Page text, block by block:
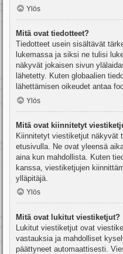
Ylös
Mitä ovat tiedotteet?
Tiedotteet usein sisältävät
lukemassa ja siksi ne tulisi
näkyvät jokaisen sivun
lähetetty. Kuten globaalien
lähettämisen oikeudet antaa
Ylös
Mitä ovat kiinnitetyt
Kiinnitetyt viestiketjut näkyvät
etusivulla. Ne ovat yleensä
aina kun mahdollista. Kuten
kanssa, viestiketjujen
ylläpitäjä.
Ylös
Mitä ovat lukitut viestiketjut?
Lukitut viestiketjut ovat
vastauksia ja mahdolliset
päättyneet automaattisesti.